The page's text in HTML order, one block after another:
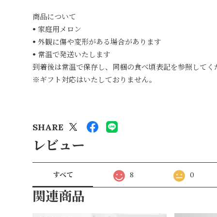
商品について
• 家庭用メロン
• 外観に傷や変形がある場合があります
• 常温で発送いたします
到着後は常温で保存し、同梱の食べ頃表記を参照してく
※ギフト対応はいたしておりません。
SHARE
レビュー
すべて 8 0
関連商品